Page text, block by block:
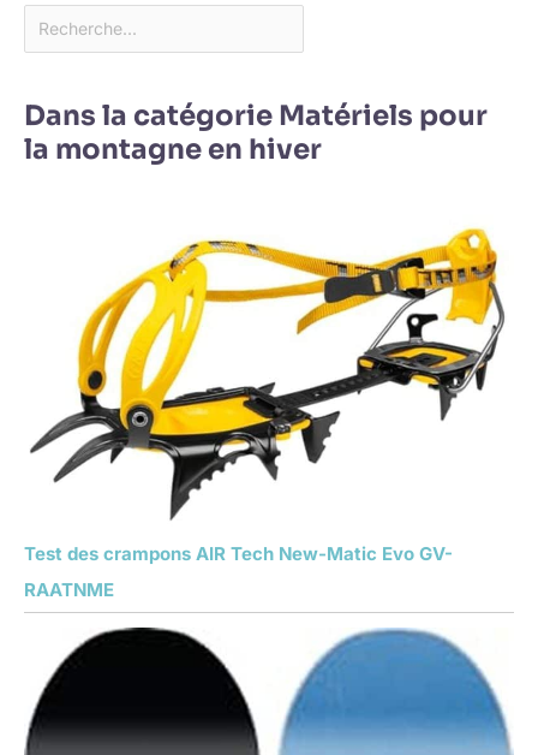
Dans la catégorie Matériels pour
la montagne en hiver
Test des crampons AIR Tech New-Matic Evo GV-
RAATNME